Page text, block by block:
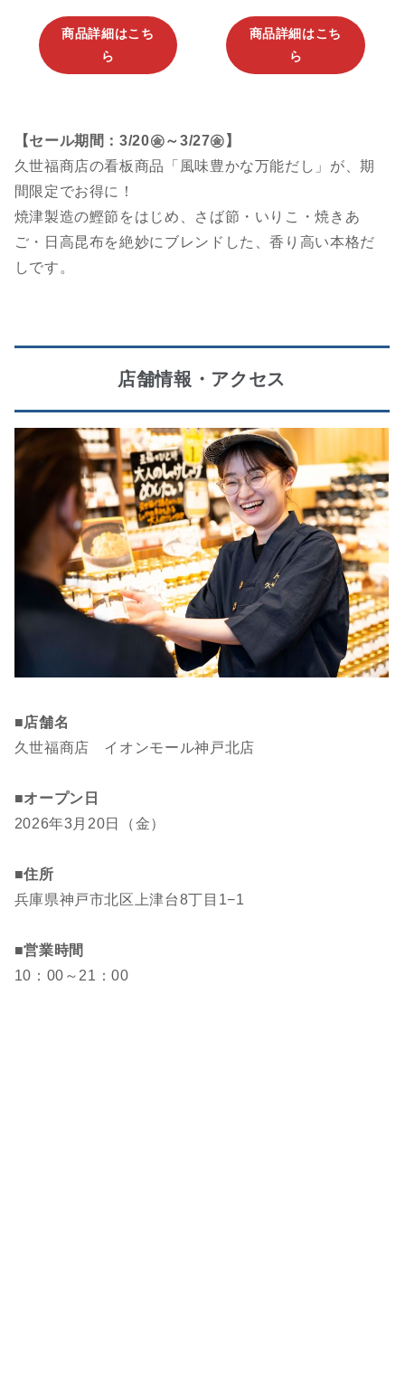
商品詳細はこち
ら
商品詳細はこち
ら
【セール期間：3/20㊎～3/27㊎】
久世福商店の看板商品「風味豊かな万能だし」が、期
間限定でお得に！
焼津製造の鰹節をはじめ、さば節・いりこ・焼きあ
ご・日高昆布を絶妙にブレンドした、香り高い本格だ
しです。
店舗情報・アクセス
■店舗名
久世福商店 イオンモール神戸北店
■オープン日
2026年3月20日（金）
■住所
兵庫県神戸市北区上津台8丁目1−1
■営業時間
10：00～21：00